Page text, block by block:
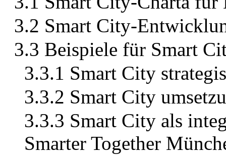
3.2 Smart City-
3.3 Beispiele für Smart
3.3.1 Smart City
3.3.2 Smart City
3.3.3 Smart City als
Smarter Together